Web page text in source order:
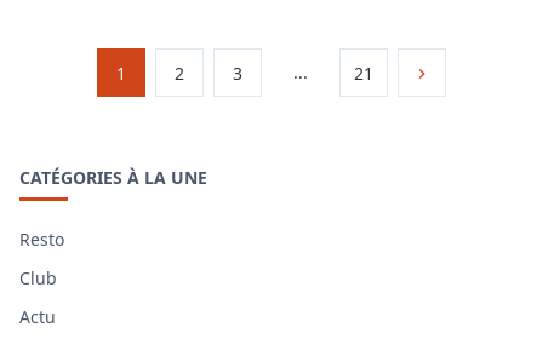
CATÉGORIES À LA UNE
Resto
Club
Actu
1 2 3 ... 21